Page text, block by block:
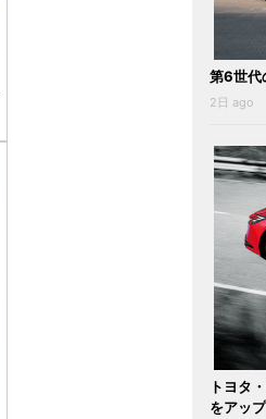
第6世代
2日 ago
トヨタ
をアップ